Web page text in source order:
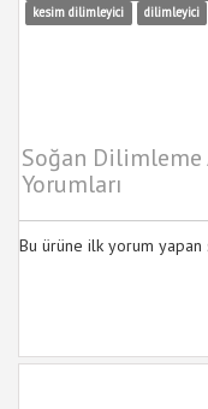
kesim dilimleyici
dilimleyici
Soğan
Yorumları
Bu ürüne ilk yorum yapan